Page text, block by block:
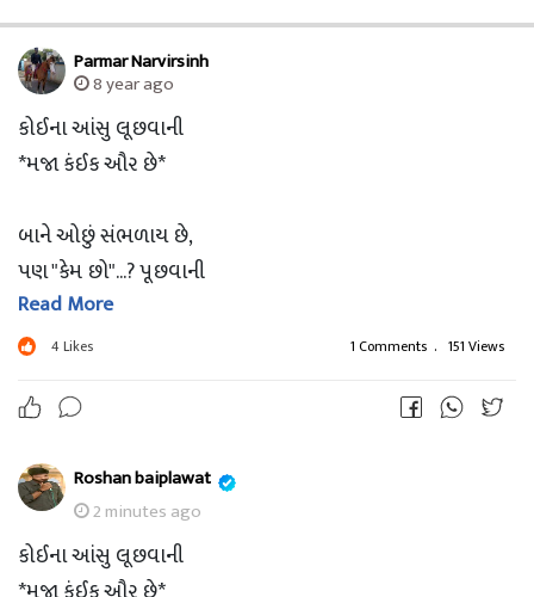
Parmar Narvirsinh
8 year ago
કોઈના આંસુ લૂછવાની
*મજા કંઈક ઔર છે*
બાને ઓછું સંભળાય છે,
પણ "કેમ છો"...? પૂછવાની
*મજા કંઈક ઔર છે.*
સુતા હોઇએ
અડધી રાતે ઉઠીને
ચાદર ઓઢાડવાની
*મજા કંઈક ઔર છે.*
Read More
4Likes 1 Comments . 151 Views
Roshan baiplawat
2 minutes ago
કોઈના આંસુ લૂછવાની